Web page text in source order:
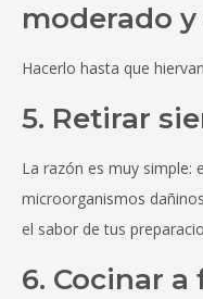
moderado
Hacerlo hasta que
5. Retirar
La razón es muy simple:
microorganismos
el sabor de tus
6. Cocinar